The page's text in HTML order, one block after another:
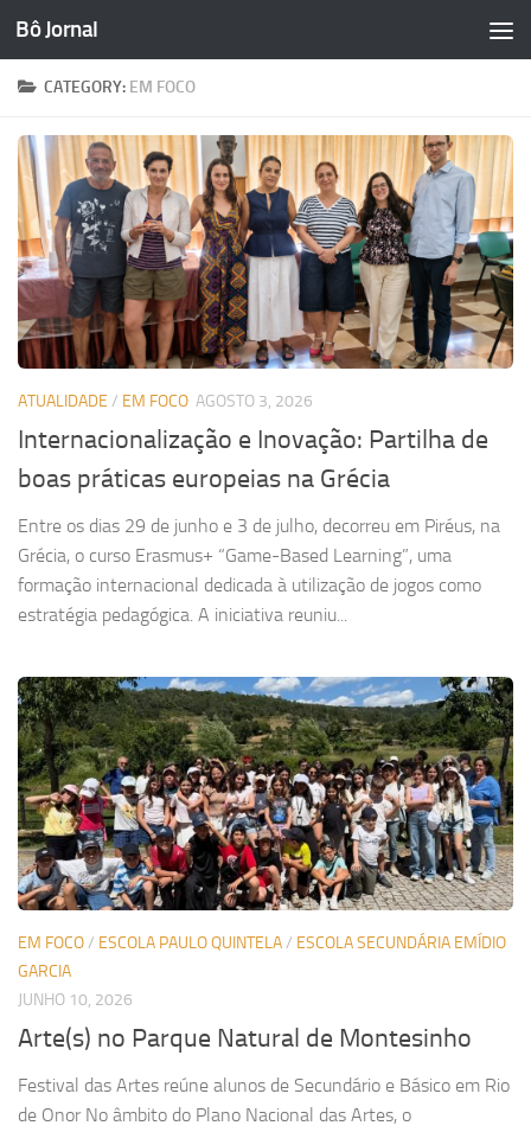
Skip to content
Bô Jornal
CATEGORY: EM FOCO
ATUALIDADE / EM FOCO AGOSTO 3, 2026
Internacionalização e Inovação: Partilha de
boas práticas europeias na Grécia
Entre os dias 29 de junho e 3 de julho, decorreu em Piréus, na
Grécia, o curso Erasmus+ “Game-Based Learning”, uma
formação internacional dedicada à utilização de jogos como
estratégia pedagógica. A iniciativa reuniu...
EM FOCO/ ESCOLA PAULO QUINTELA/ ESCOLA SECUNDÁRIA EMÍDIO
GARCIA
JUNHO 10, 2026
Arte(s) no Parque Natural de Montesinho
Festival das Artes reúne alunos de Secundário e Básico em Rio
de Onor No âmbito do Plano Nacional das Artes, o